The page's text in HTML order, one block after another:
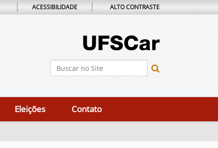
Busca
ACESSIBILIDADE ALTO CONTRASTE
Eleições Contato